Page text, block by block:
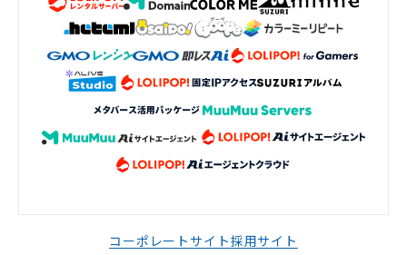
コーポレートサイト採用サイト